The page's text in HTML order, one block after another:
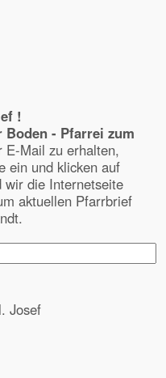
!
Boden - Pfarrei zum
E-Mail zu erhalten,
ein und klicken auf
wir die Internetseite
aktuellen Pfarrbrief
Josef